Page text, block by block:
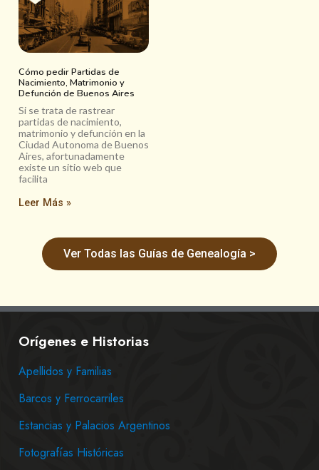
Cómo pedir Partidas de
Nacimiento, Matrimonio y
Defunción de Buenos Aires
Si se trata de rastrear
partidas de nacimiento,
matrimonio y defunción en la
Ciudad Autonoma de Buenos
Aires, afortunadamente
existe un sitio web que
facilita
Leer Más »
Ver Todas las Guías de Genealogía >
Orígenes e Historias
Apellidos y Familias
Barcos y Ferrocarriles
Estancias y Palacios Argentinos
Fotografías Históricas